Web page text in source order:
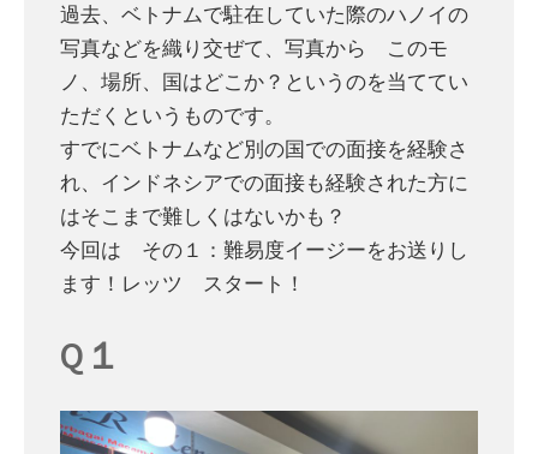
過去、ベトナムで駐在していた際のハノイの
写真などを織り交ぜて、写真から このモ
ノ、場所、国はどこか？というのを当ててい
ただくというものです。
すでにベトナムなど別の国での面接を経験さ
れ、インドネシアでの面接も経験された方に
はそこまで難しくはないかも？
今回は その１：難易度イージーをお送りし
ます！レッツ スタート！
Q１